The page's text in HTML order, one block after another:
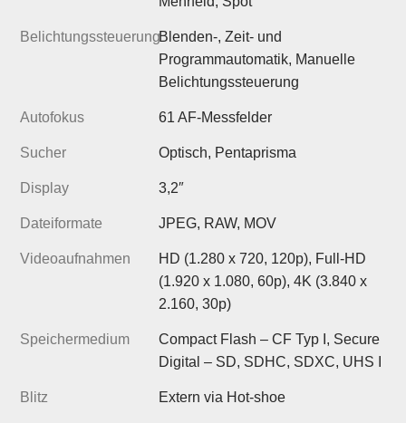
BelichtungssteuerungBlenden-, Zeit- und
Programmautomatik, Manuelle
Belichtungssteuerung
Autofokus 61 AF-Messfelder
Sucher Optisch, Pentaprisma
Display 3,2″
Dateiformate JPEG, RAW, MOV
Videoaufnahmen
HD (1.280 x 720, 120p), Full-HD
(1.920 x 1.080, 60p), 4K (3.840 x
2.160, 30p)
Speichermedium
Compact Flash – CF Typ I, Secure
Digital – SD, SDHC, SDXC, UHS I
Blitz Extern via Hot-shoe